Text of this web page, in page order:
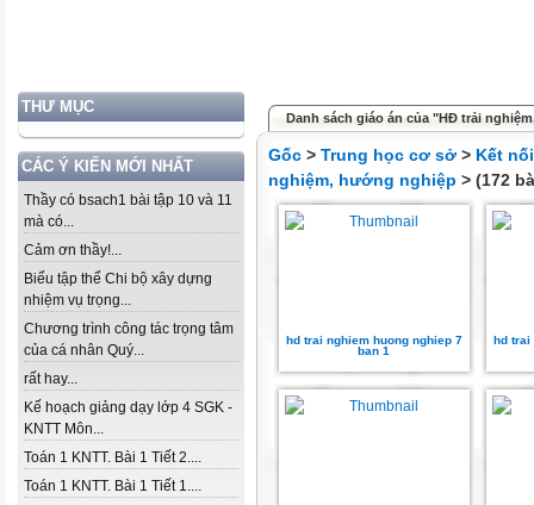
THƯ MỤC
CÁC Ý KIẾN MỚI NHẤT
Thầy có bsach1 bài tập 10 và 11
mà có...
Cảm ơn thầy!...
Biểu tập thể Chi bộ xây dựng
nhiệm vụ trọng...
Chương trình công tác trọng tâm
của cá nhân Quý...
rất hay...
Kế hoạch giảng dạy lớp 4 SGK -
KNTT Môn...
Toán 1 KNTT. Bài 1 Tiết 2....
Toán 1 KNTT. Bài 1 Tiết 1....
Danh sách giáo án của "HĐ trải
Gốc > Trung học cơ sở > Kết
nghiệm, hướng nghiệp > (172
hd trai nghiem huong nghiep 7
ban 1
hd trai